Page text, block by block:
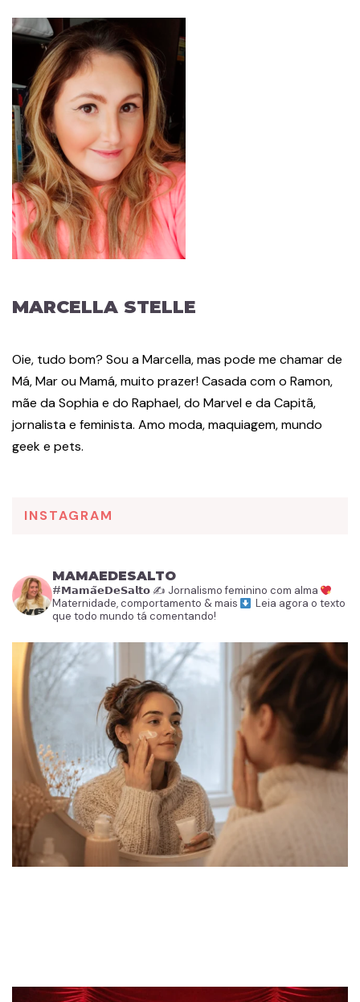
MARCELLA STELLE
Oie, tudo bom? Sou a Marcella, mas pode me chamar de
Má, Mar ou Mamá, muito prazer! Casada com o Ramon,
mãe da Sophia e do Raphael, do Marvel e da Capitã,
jornalista e feminista. Amo moda, maquiagem, mundo
geek e pets.
INSTAGRAM
MAMAEDESALTO
#𝗠𝗮𝗺𝗮̃𝗲𝗗𝗲𝗦𝗮𝗹𝘁𝗼 ✍️ Jornalismo feminino com alma
Maternidade, comportamento & mais
Leia agora o texto
que todo mundo tá comentando!